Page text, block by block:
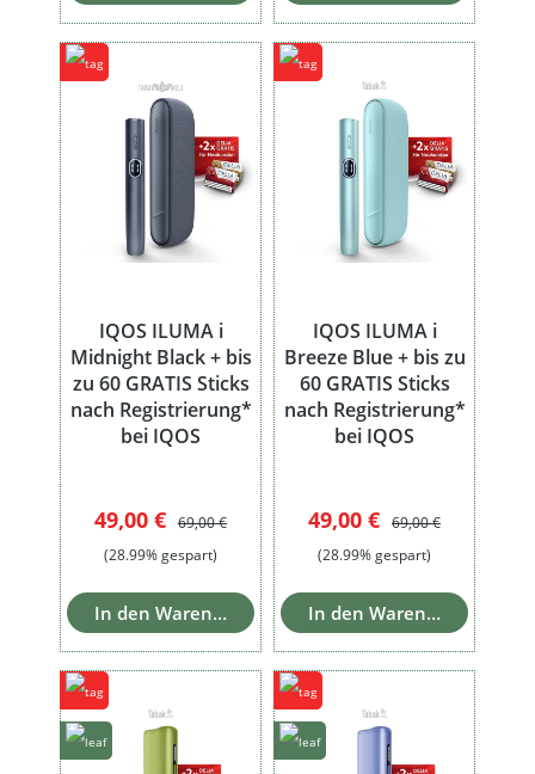
IQOS ILUMA i
Midnight Black + bis
zu 60 GRATIS Sticks
nach Registrierung*
bei IQOS
Verkaufspreis:
49,00 € Regulärer Preis:
69,00 €
(28.99% gespart)
In den Warenkorb
IQOS ILUMA i
Breeze Blue + bis zu
60 GRATIS Sticks
nach Registrierung*
bei IQOS
Verkaufspreis:
49,00 € Regulärer Preis:
69,00 €
(28.99% gespart)
In den Warenkorb